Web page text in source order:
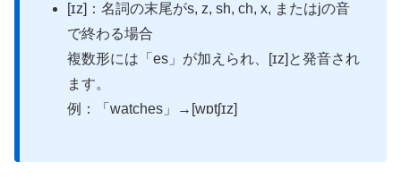
[ɪz]：名詞の末尾がs, z, sh, ch, x, またはjの音
で終わる場合
複数形には「es」が加えられ、[ɪz]と発音され
ます。
例：「watches」→[wɒtʃɪz]